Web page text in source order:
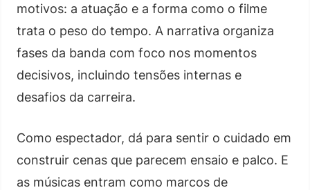
motivos: a atuação e a forma como o filme
trata o peso do tempo. A narrativa organiza
fases da banda com foco nos momentos
decisivos, incluindo tensões internas e
desafios da carreira.
Como espectador, dá para sentir o cuidado em
construir cenas que parecem ensaio e palco. E
as músicas entram como marcos de